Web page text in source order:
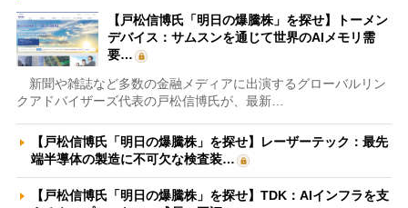
【戸松信博氏「明日の爆騰株」を探せ】トーメン
デバイス：サムスンを通じて世界のAIメモリ需
要…
新聞や雑誌など多数の金融メディアに出演するグローバルリン
クアドバイザーズ代表の戸松信博氏が、最新…
【戸松信博氏「明日の爆騰株」を探せ】レーザーテック：最先
端半導体の製造に不可欠な検査装…
【戸松信博氏「明日の爆騰株」を探せ】TDK：AIインフラを支